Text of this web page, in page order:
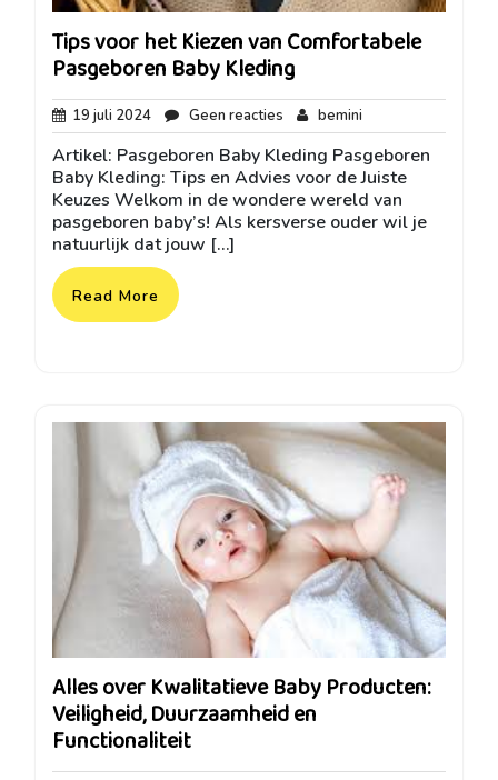
Tips voor het Kiezen van Comfortabele
Pasgeboren Baby Kleding
19 juli 202419
juli
2024
Geen reacties Geen
reacties
bemini
Artikel: Pasgeboren Baby Kleding Pasgeboren
Baby Kleding: Tips en Advies voor de Juiste
Keuzes Welkom in de wondere wereld van
pasgeboren baby’s! Als kersverse ouder wil je
natuurlijk dat jouw […]
Read More
Alles over Kwalitatieve Baby Producten:
Veiligheid, Duurzaamheid en
Functionaliteit